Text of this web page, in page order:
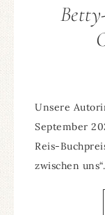
Unsere
September
Reis-
zwischen